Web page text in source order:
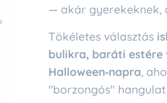
— akár gyerekeknek,
Tökéletes választás
bulikra, baráti estére
Halloween‑napra,
"borzongós"